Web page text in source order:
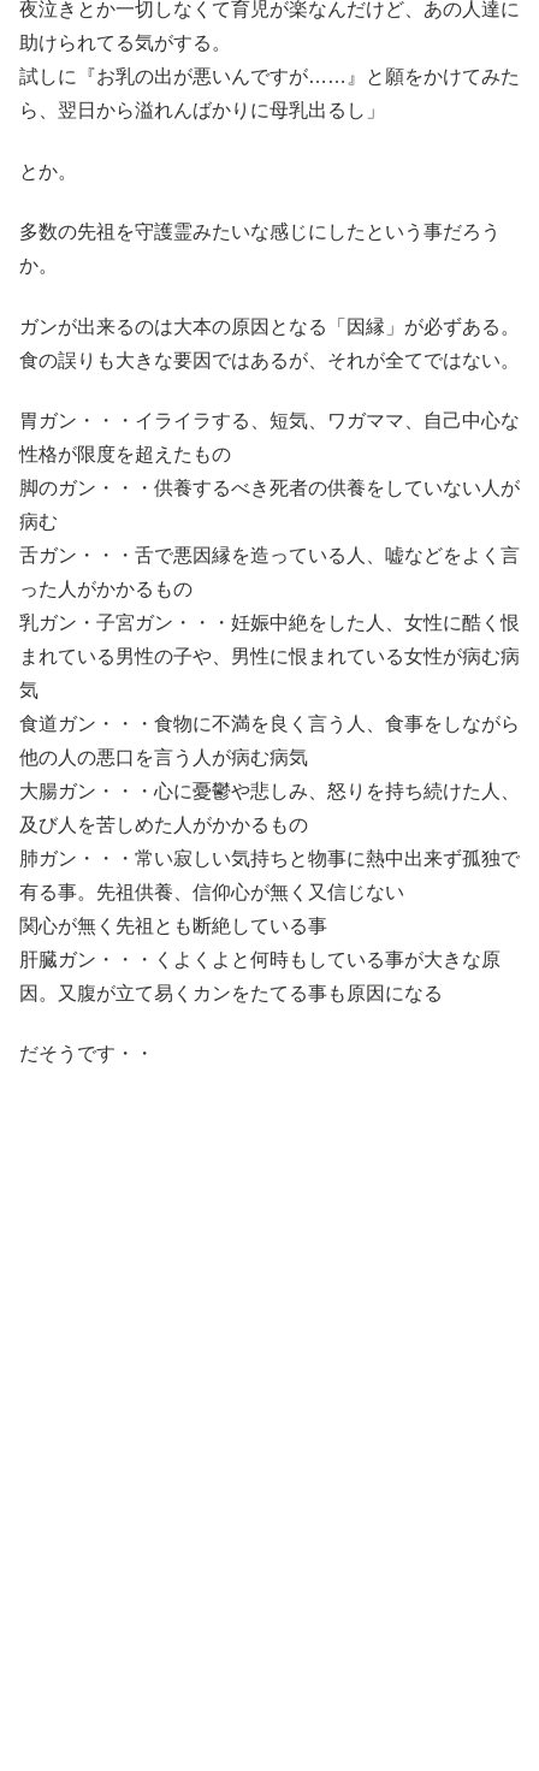
夜泣きとか一切しなくて育児が楽なんだけど、あの人達に
助けられてる気がする。
試しに『お乳の出が悪いんですが……』と願をかけてみた
ら、翌日から溢れんばかりに母乳出るし」
とか。
多数の先祖を守護霊みたいな感じにしたという事だろう
か。
ガンが出来るのは大本の原因となる「因縁」が必ずある。
食の誤りも大きな要因ではあるが、それが全てではない。
胃ガン・・・イライラする、短気、ワガママ、自己中心な
性格が限度を超えたもの
脚のガン・・・供養するべき死者の供養をしていない人が
病む
舌ガン・・・舌で悪因縁を造っている人、嘘などをよく言
った人がかかるもの
乳ガン・子宮ガン・・・妊娠中絶をした人、女性に酷く恨
まれている男性の子や、男性に恨まれている女性が病む病
気
食道ガン・・・食物に不満を良く言う人、食事をしながら
他の人の悪口を言う人が病む病気
大腸ガン・・・心に憂鬱や悲しみ、怒りを持ち続けた人、
及び人を苦しめた人がかかるもの
肺ガン・・・常い寂しい気持ちと物事に熱中出来ず孤独で
有る事。先祖供養、信仰心が無く又信じない
関心が無く先祖とも断絶している事
肝臓ガン・・・くよくよと何時もしている事が大きな原
因。又腹が立て易くカンをたてる事も原因になる
だそうです・・